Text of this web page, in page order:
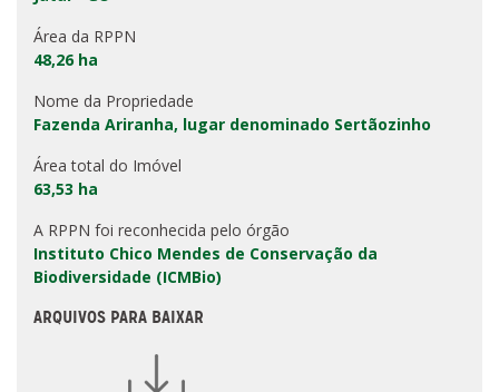
Área da RPPN
48,26 ha
Nome da Propriedade
Fazenda Ariranha, lugar denominado Sertãozinho
Área total do Imóvel
63,53 ha
A RPPN foi reconhecida pelo órgão
Instituto Chico Mendes de Conservação da
Biodiversidade (ICMBio)
ARQUIVOS PARA BAIXAR